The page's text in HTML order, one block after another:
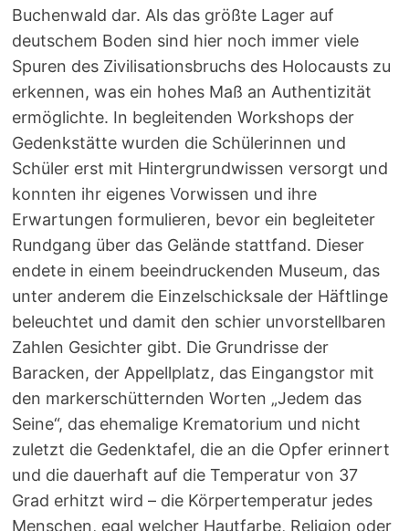
Buchenwald dar. Als das größte Lager auf
deutschem Boden sind hier noch immer viele
Spuren des Zivilisationsbruchs des Holocausts zu
erkennen, was ein hohes Maß an Authentizität
ermöglichte. In begleitenden Workshops der
Gedenkstätte wurden die Schülerinnen und
Schüler erst mit Hintergrundwissen versorgt und
konnten ihr eigenes Vorwissen und ihre
Erwartungen formulieren, bevor ein begleiteter
Rundgang über das Gelände stattfand. Dieser
endete in einem beeindruckenden Museum, das
unter anderem die Einzelschicksale der Häftlinge
beleuchtet und damit den schier unvorstellbaren
Zahlen Gesichter gibt. Die Grundrisse der
Baracken, der Appellplatz, das Eingangstor mit
den markerschütternden Worten „Jedem das
Seine“, das ehemalige Krematorium und nicht
zuletzt die Gedenktafel, die an die Opfer erinnert
und die dauerhaft auf die Temperatur von 37
Grad erhitzt wird – die Körpertemperatur jedes
Menschen, egal welcher Hautfarbe, Religion oder